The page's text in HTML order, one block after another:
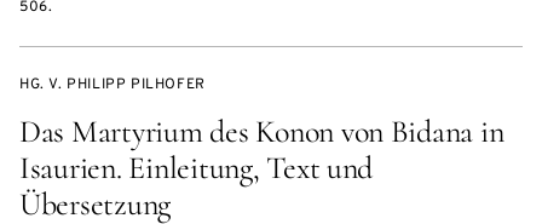
506.
HG. V. PHILIPP PILHOFER
Das Martyrium des Konon von Bidana in
Isaurien. Einleitung, Text und
Übersetzung